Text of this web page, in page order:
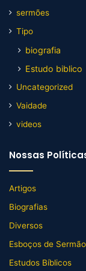
sermões
Tipo
biografia
Estudo biblico
Uncategorized
Vaidade
videos
Nossas
Artigos
Biografias
Diversos
Esboços de Sermão
Estudos Bíblicos